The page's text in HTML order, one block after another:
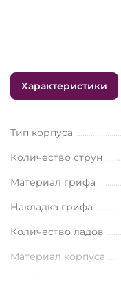
Характеристики
Тип корпуса
Количество струн
Материал грифа
Накладка грифа
Количество ладов
Материал корпуса